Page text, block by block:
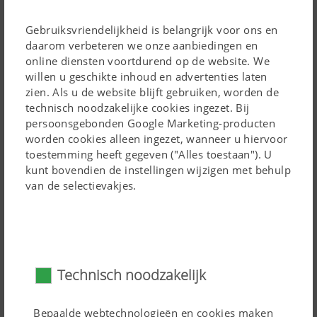
Gebruiksvriendelijkheid is belangrijk voor ons en
daarom verbeteren we onze aanbiedingen en
online diensten voortdurend op de website. We
willen u geschikte inhoud en advertenties laten
zien. Als u de website blijft gebruiken, worden de
technisch noodzakelijke cookies ingezet. Bij
persoonsgebonden Google Marketing-producten
worden cookies alleen ingezet, wanneer u hiervoor
toestemming heeft gegeven ("Alles toestaan"). U
kunt bovendien de instellingen wijzigen met behulp
van de selectievakjes.
Technisch noodzakelijk
Bepaalde webtechnologieën en cookies maken
De buitenste tand neemt het voer al vroeger op en
blijft langer aan de grond, waardoor de overlapping
van twee opeenvolgende elementen verbetert.
Robuuste frameconstructie
De robuuste frameconstructie uit dikwandige,
geschroefde vormbuizen maakt de HIT-schudders
extreem belastbaar en duurzaam.